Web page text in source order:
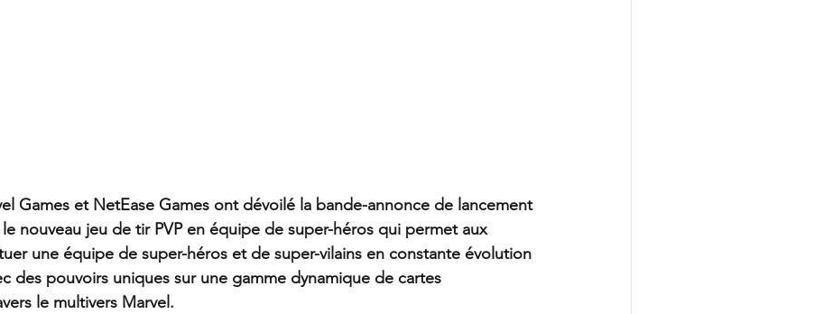
Games et NetEase Games ont dévoilé la bande-annonce de lancement
nouveau jeu de tir PVP en équipe de super-héros qui permet aux
une équipe de super-héros et de super-vilains en constante évolution
des pouvoirs uniques sur une gamme dynamique de cartes
le multivers Marvel.